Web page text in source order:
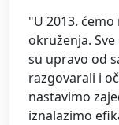
"U 2013.
okruženja.
su upravo od
razgovarali i
nastavimo
iznalazimo